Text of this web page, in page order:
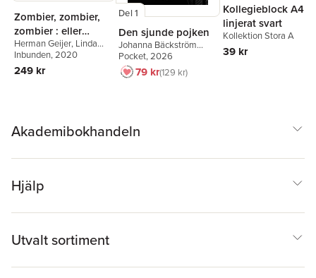
Zombier, zombier,
zombier : eller
Omgiven av odöda
Herman Geijer, Linda
Flores Ohlson,Eva
Kingsepp
Mathias Wåg
Hoppstadius
Inbunden, 2020
249 kr
Del 1
Den sjunde pojken
Johanna Bäckström
Lerneby
Pocket, 2026
79 kr129 kr
Kollegieblock A4
linjerat svart
Kollektion Stora A
39 kr
Akademibokhandeln
Hjälp
Utvalt sortiment